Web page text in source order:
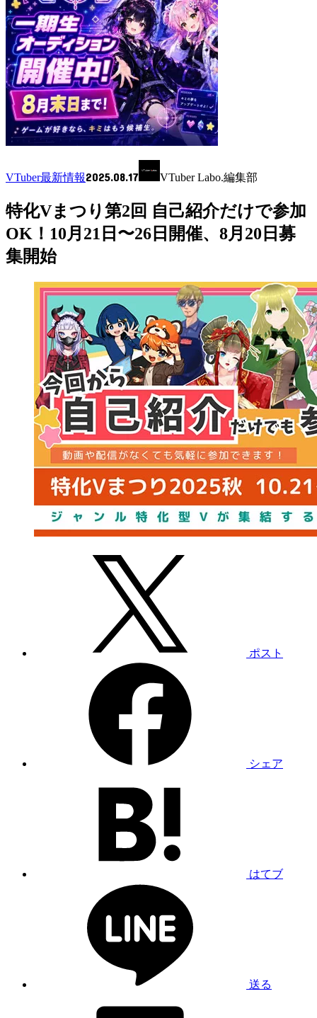
VTuber最新情報2025.08.17 VTuber Labo.編集部
特化Vまつり第2回 自己紹介だけで参加
OK！10月21日〜26日開催、8月20日募
集開始
ポスト
シェア
はてブ
送る